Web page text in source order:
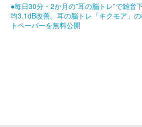
●毎日30分・2か月の”耳の脳トレ”で雑音
均3.1dB改善。耳の脳トレ「キクモア」
トペーパーを無料公開